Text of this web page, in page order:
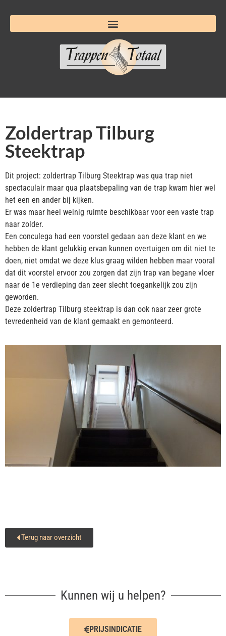
Zoldertrap Tilburg
Steektrap
Dit project: zoldertrap Tilburg Steektrap was qua trap niet
spectaculair maar qua plaatsbepaling van de trap kwam hier wel
het een en ander bij kijken.
Er was maar heel weinig ruimte beschikbaar voor een vaste trap
naar zolder.
Een conculega had een voorstel gedaan aan deze klant en we
hebben de klant gelukkig ervan kunnen overtuigen om dit niet te
doen, niet omdat we deze klus graag wilden hebben maar vooral
dat dit voorstel ervoor zou zorgen dat zijn trap van begane vloer
naar de 1e verdieping dan zeer slecht toegankelijk zou zijn
geworden.
Deze zoldertrap Tilburg steektrap is dan ook naar zeer grote
tevredenheid van de klant gemaakt en gemonteerd.
Terug naar overzicht
Kunnen wij u helpen?
PRIJSINDICATIE